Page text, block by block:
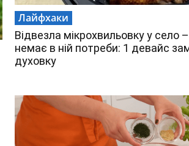
Лайфхаки
Відвезла мікрохвильовку у село
немає в ній потреби: 1 девайс
духовку